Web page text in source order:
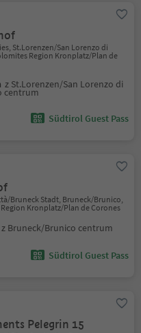
St.Lorenzen/San Lorenzo di
Region Kronplatz/Plan de
z St.Lorenzen/San Lorenzo di
centrum
Südtirol Guest Pass
Bruneck Stadt, Bruneck/Brunico,
Kronplatz/Plan de Corones
z Bruneck/Brunico centrum
Südtirol Guest Pass
Pelegrin 15